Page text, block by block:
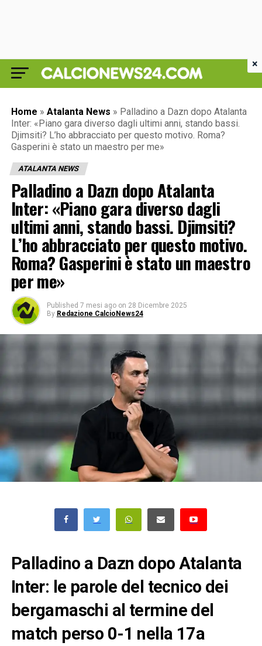
Home » Atalanta News » Palladino a Dazn dopo Atalanta
Inter: «Piano gara diverso dagli ultimi anni, stando bassi.
Djimsiti? L’ho abbracciato per questo motivo. Roma?
Gasperini è stato un maestro per me»
ATALANTA NEWS
Palladino a Dazn dopo Atalanta
Inter: «Piano gara diverso dagli
ultimi anni, stando bassi. Djimsiti?
L’ho abbracciato per questo motivo.
Roma? Gasperini è stato un maestro
per me»
Published 7 mesi ago on 28 Dicembre 2025
By Redazione CalcioNews24
Palladino a Dazn dopo Atalanta
Inter: le parole del tecnico dei
bergamaschi al termine del
match perso 0-1 nella 17a
×